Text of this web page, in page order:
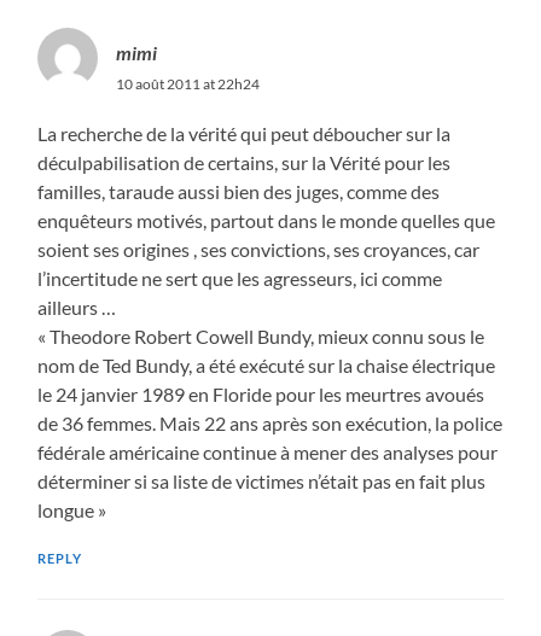
mimi
10 août 2011 at 22h24
La recherche de la vérité qui peut déboucher sur la
déculpabilisation de certains, sur la Vérité pour les
familles, taraude aussi bien des juges, comme des
enquêteurs motivés, partout dans le monde quelles que
soient ses origines , ses convictions, ses croyances, car
l’incertitude ne sert que les agresseurs, ici comme
ailleurs …
« Theodore Robert Cowell Bundy, mieux connu sous le
nom de Ted Bundy, a été exécuté sur la chaise électrique
le 24 janvier 1989 en Floride pour les meurtres avoués
de 36 femmes. Mais 22 ans après son exécution, la police
fédérale américaine continue à mener des analyses pour
déterminer si sa liste de victimes n’était pas en fait plus
longue »
REPLY